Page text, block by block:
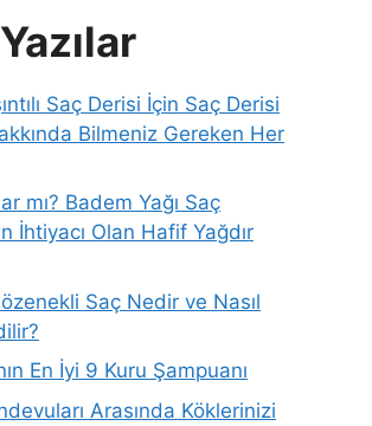
Saç Derisi İçin Saç Derisi
Bilmeniz Gereken Her
mı? Badem Yağı Saç
İhtiyacı Olan Hafif Yağdır
Saç Nedir ve Nasıl
En İyi 9 Kuru Şampuanı
Arasında Köklerinizi